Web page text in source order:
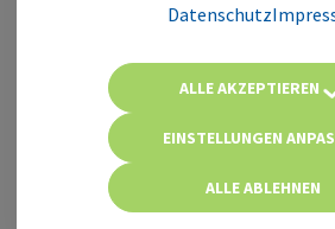
Datenschutz
ALLE AKZEPTIEREN
EINSTELLUNGEN
ALLE ABLEHNEN
Übungsmodus, Testmodus,
Mehr als 500 Aufgaben in ...
Mündliche Prüfung